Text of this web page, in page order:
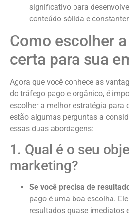
significativo para
conteúdo sólida e
Como escolher
certa para sua
Agora que você conhece as
do tráfego pago e orgânico, é
escolher a melhor estratégia para
estão algumas perguntas a
essas duas abordagens:
1. Qual é o seu
marketing?
Se você precisa de
pago é uma boa escolha.
resultados quase imediatos